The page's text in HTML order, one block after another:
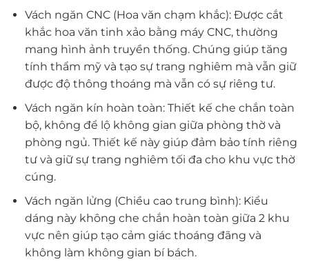
Vách ngăn CNC (Hoa văn chạm khắc): Được cắt
khắc hoa văn tinh xảo bằng máy CNC, thường
mang hình ảnh truyền thống. Chúng giúp tăng
tính thẩm mỹ và tạo sự trang nghiêm mà vẫn giữ
được độ thông thoáng mà vẫn có sự riêng tư.
Vách ngăn kín hoàn toàn: Thiết kế che chắn toàn
bộ, không để lộ không gian giữa phòng thờ và
phòng ngủ. Thiết kế này giúp đảm bảo tính riêng
tư và giữ sự trang nghiêm tối đa cho khu vực thờ
cúng.
Vách ngăn lửng (Chiều cao trung bình): Kiểu
dáng này không che chắn hoàn toàn giữa 2 khu
vực nên giúp tạo cảm giác thoáng đãng và
không làm không gian bí bách.